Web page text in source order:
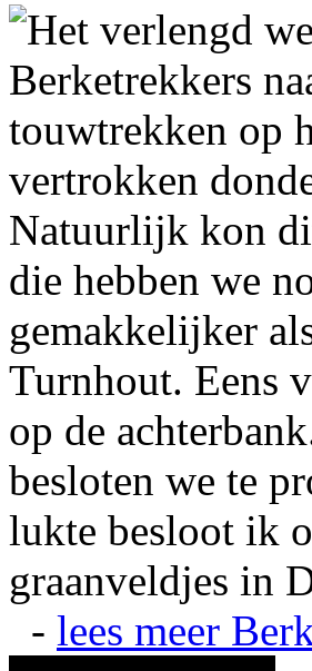
Het verlengd
Berketrekkers
touwtrekken op
vertrokken
Natuurlijk kon
die hebben we
gemakkelijker
Turnhout. Eens
op de
besloten we te
lukte besloot ik
graanveldjes in
- lees meer